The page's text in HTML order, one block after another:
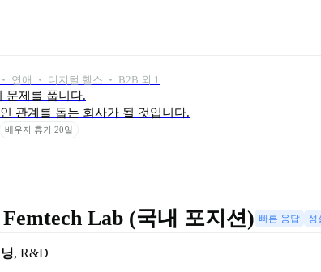
연애 ‧ 디지털 헬스 ‧ B2B 외 1
문제를 풉니다.
관계를 돕는 회사가 될 것입니다.
배우자 휴가 20일
Lab (국내 포지션) 빠른 응답 성
, R&D